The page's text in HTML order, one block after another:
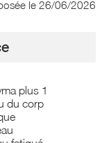
le 26/06/2026
plus 1
du corp